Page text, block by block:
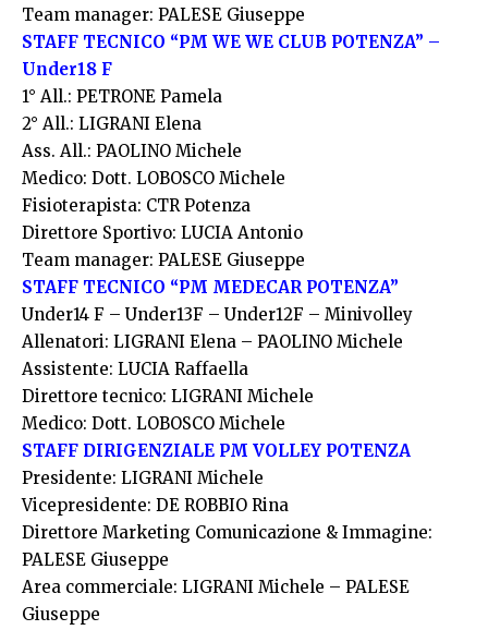
Team manager: PALESE Giuseppe
STAFF TECNICO “PM WE WE CLUB POTENZA” –
Under18 F
1° All.: PETRONE Pamela
2° All.: LIGRANI Elena
Ass. All.: PAOLINO Michele
Medico: Dott. LOBOSCO Michele
Fisioterapista: CTR Potenza
Direttore Sportivo: LUCIA Antonio
Team manager: PALESE Giuseppe
STAFF TECNICO “PM MEDECAR POTENZA”
Under14 F – Under13F – Under12F – Minivolley
Allenatori: LIGRANI Elena – PAOLINO Michele
Assistente: LUCIA Raffaella
Direttore tecnico: LIGRANI Michele
Medico: Dott. LOBOSCO Michele
STAFF DIRIGENZIALE PM VOLLEY POTENZA
Presidente: LIGRANI Michele
Vicepresidente: DE ROBBIO Rina
Direttore Marketing Comunicazione & Immagine:
PALESE Giuseppe
Area commerciale: LIGRANI Michele – PALESE
Giuseppe